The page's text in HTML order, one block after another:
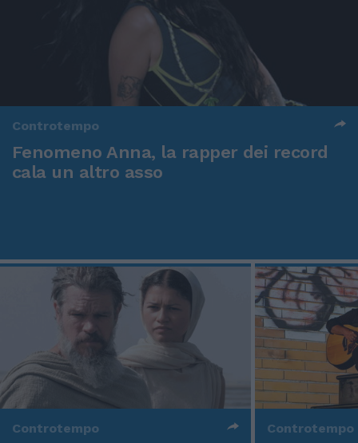
Controtempo
Fenomeno Anna, la rapper dei record
cala un altro asso
Controtempo Controtempo